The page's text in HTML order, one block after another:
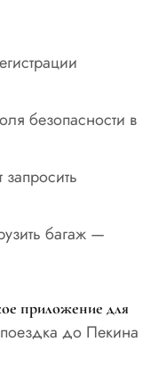
безопасности в
багаж —
приложение для
до Пекина